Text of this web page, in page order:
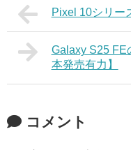
Pixel 10シリー
Galaxy S25 FE
本発売有力】
コメント